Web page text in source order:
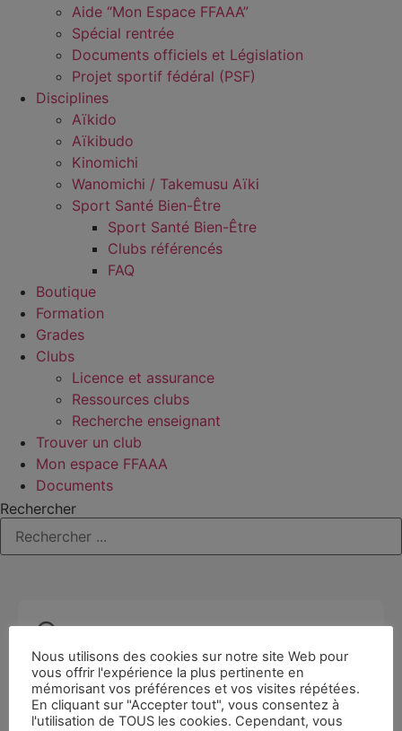
Aide “Mon Espace FFAAA”
Spécial rentrée
Documents officiels et Législation
Projet sportif fédéral (PSF)
Disciplines
Aïkido
Aïkibudo
Kinomichi
Wanomichi / Takemusu Aïki
Sport Santé Bien-Être
Sport Santé Bien-Être
Clubs référencés
FAQ
Boutique
Formation
Grades
Clubs
Licence et assurance
Ressources clubs
Recherche enseignant
Trouver un club
Mon espace FFAAA
Documents
Rechercher
Nous utilisons des cookies sur notre site Web pour
vous offrir l'expérience la plus pertinente en
mémorisant vos préférences et vos visites répétées.
En cliquant sur "Accepter tout", vous consentez à
l'utilisation de TOUS les cookies. Cependant, vous